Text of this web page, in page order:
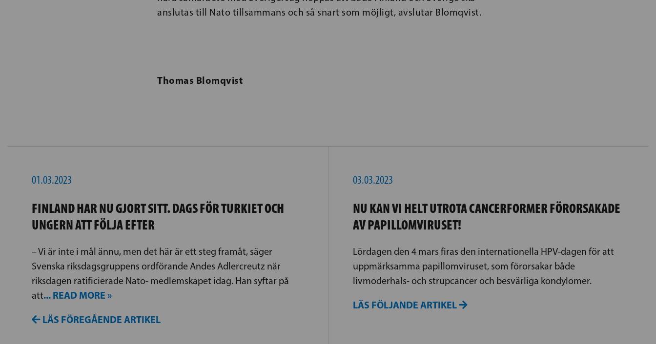
anslutas till Nato tillsammans och så snart som möjligt, avslutar Blomqvist.
Thomas Blomqvist
01.03.2023
FINLAND HAR NU GJORT SITT. DAGS FÖR TURKIET OCH
UNGERN ATT FÖLJA EFTER
– Vi är inte i mål ännu, men det här är ett steg framåt, säger
Svenska riksdagsgruppens ordförande Andes Adlercreutz när
riksdagen ratificierade Nato- medlemskapet idag. Han syftar på
att... READ MORE »
LÄS FÖREGÅENDE ARTIKEL
03.03.2023
NU KAN VI HELT UTROTA CANCERFORMER FÖRORSAKADE
AV PAPILLOMVIRUSET!
Lördagen den 4 mars firas den internationella HPV-dagen för att
uppmärksamma papillomviruset, som förorsakar både
livmoderhals- och strupcancer och besvärliga kondylomer.
LÄS FÖLJANDE ARTIKEL